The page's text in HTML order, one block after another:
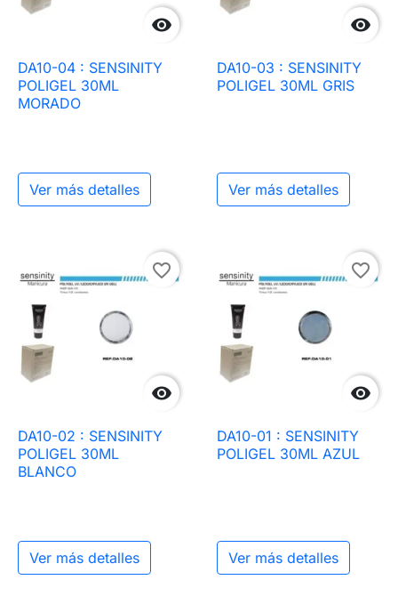

DA10-04 : SENSINITY
POLIGEL 30ML
MORADO
Ver más detalles

DA10-03 : SENSINITY
POLIGEL 30ML GRIS
Ver más detalles

favorite_border
DA10-02 : SENSINITY
POLIGEL 30ML
BLANCO
Ver más detalles

favorite_border
DA10-01 : SENSINITY
POLIGEL 30ML AZUL
Ver más detalles